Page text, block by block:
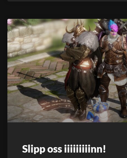
Slipp oss iiiiiiiiinn!